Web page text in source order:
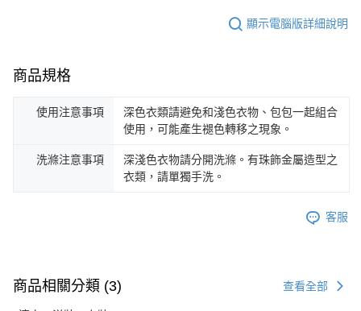
顯示電腦版詳細說明
商品規格
使用注意事項
深色衣類請避免和淺色衣物、包包一起組合
使用，可能產生褪色轉移之現象。
洗滌注意事項
深淺色衣物請分開洗滌。有珠飾金屬造型之
衣類，請單獨手洗。
客服
商品相關分類 (3) 查看全部